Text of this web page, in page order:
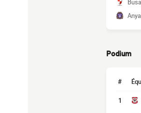
Podium
#
1